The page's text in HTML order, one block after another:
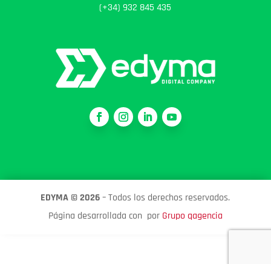
(+34) 932 845 435
EDYMA ©2026– Todos los derechos reservados.
Página desarrollada con por Grupo qagencia